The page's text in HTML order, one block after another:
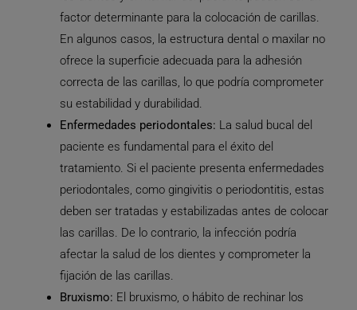
factor determinante para la colocación de carillas.
En algunos casos, la estructura dental o maxilar no
ofrece la superficie adecuada para la adhesión
correcta de las carillas, lo que podría comprometer
su estabilidad y durabilidad.
Enfermedades periodontales: La salud bucal del
paciente es fundamental para el éxito del
tratamiento. Si el paciente presenta enfermedades
periodontales, como gingivitis o periodontitis, estas
deben ser tratadas y estabilizadas antes de colocar
las carillas. De lo contrario, la infección podría
afectar la salud de los dientes y comprometer la
fijación de las carillas.
Bruxismo: El bruxismo, o hábito de rechinar los